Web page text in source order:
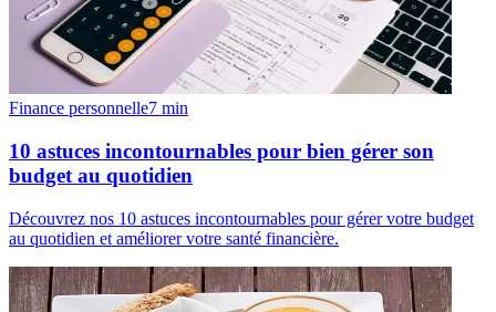
Finance personnelle7 min
10 astuces incontournables pour bien gérer son
budget au quotidien
Découvrez nos 10 astuces incontournables pour gérer votre budget
au quotidien et améliorer votre santé financière.